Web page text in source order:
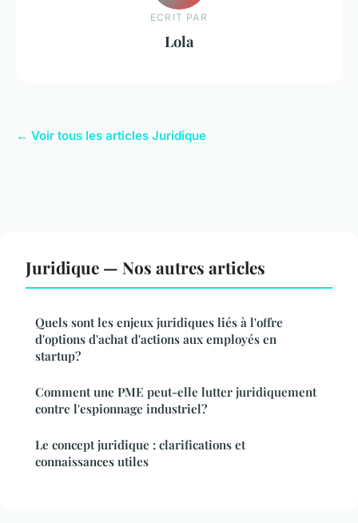
ECRIT PAR
Lola
← Voir tous les articles Juridique
Juridique — Nos autres articles
Quels sont les enjeux juridiques liés à l'offre
d'options d'achat d'actions aux employés en
startup?
Comment une PME peut-elle lutter juridiquement
contre l'espionnage industriel?
Le concept juridique : clarifications et
connaissances utiles